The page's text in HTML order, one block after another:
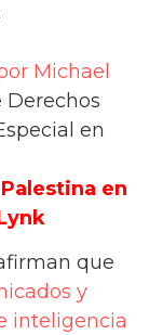
Michael
Derechos
en
en
que
y
inteligencia